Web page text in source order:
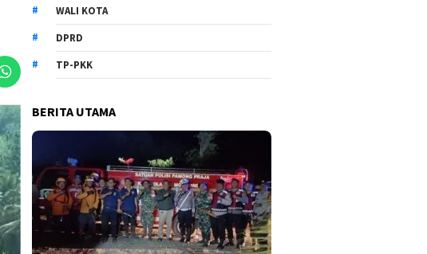
WALI KOTA
DPRD
TP-PKK
BERITA UTAMA